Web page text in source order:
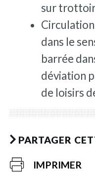
sur
dans le
barrée
déviation
de loisirs
PARTAGER
IMPRIMER